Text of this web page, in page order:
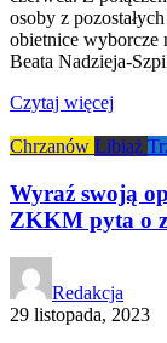
osoby z
obietnice wyborcze
Beata Nadzieja-
Czytaj więcej
Chrzanów Libiąż
Wyraź swoją
ZKKM pyta o
Redakcja
29 listopada, 2023